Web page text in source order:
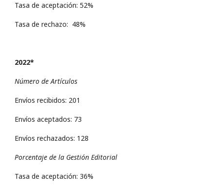
Tasa de aceptación: 52%
Tasa de rechazo: 48%
2022*
Número de Artículos
Envíos recibidos: 201
Envíos aceptados: 73
Envíos rechazados: 128
Porcentaje de la Gestión Editorial
Tasa de aceptación: 36%